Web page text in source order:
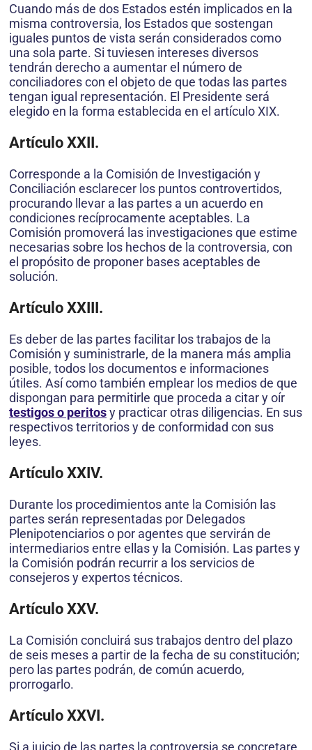
Cuando más de dos Estados estén implicados en la
misma controversia, los Estados que sostengan
iguales puntos de vista serán considerados como
una sola parte. Si tuviesen intereses diversos
tendrán derecho a aumentar el número de
conciliadores con el objeto de que todas las partes
tengan igual representación. El Presidente será
elegido en la forma establecida en el artículo XIX.
Artículo XXII.
Corresponde a la Comisión de Investigación y
Conciliación esclarecer los puntos controvertidos,
procurando llevar a las partes a un acuerdo en
condiciones recíprocamente aceptables. La
Comisión promoverá las investigaciones que estime
necesarias sobre los hechos de la controversia, con
el propósito de proponer bases aceptables de
solución.
Artículo XXIII.
Es deber de las partes facilitar los trabajos de la
Comisión y suministrarle, de la manera más amplia
posible, todos los documentos e informaciones
útiles. Así como también emplear los medios de que
dispongan para permitirle que proceda a citar y oír
testigos o peritosy practicar otras diligencias. En sus
respectivos territorios y de conformidad con sus
leyes.
Artículo XXIV.
Durante los procedimientos ante la Comisión las
partes serán representadas por Delegados
Plenipotenciarios o por agentes que servirán de
intermediarios entre ellas y la Comisión. Las partes y
la Comisión podrán recurrir a los servicios de
consejeros y expertos técnicos.
Artículo XXV.
La Comisión concluirá sus trabajos dentro del plazo
de seis meses a partir de la fecha de su constitución;
pero las partes podrán, de común acuerdo,
prorrogarlo.
Artículo XXVI.
Si a juicio de las partes la controversia se concretare